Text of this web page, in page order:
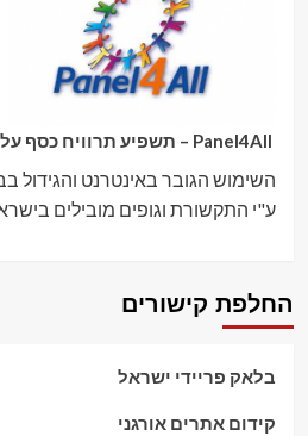
השימוש הגובר באינטרנט והגידול
ע"י התקשורת וגופים מובילים
החלפת קישורים
בלאק פריידי ישראל
קידום אתרים אורגני